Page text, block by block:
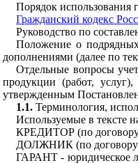
Порядок использования
Гражданский кодекс
Руководство по
Положение о
дополнениями (далее по
Отдельные вопросы
продукции (работ,
утвержденным
1.1.Терминология,
Используемые в тексте
КРЕДИТОР (по
ДОЛЖНИК(по
ГАРАНТ- юридическое